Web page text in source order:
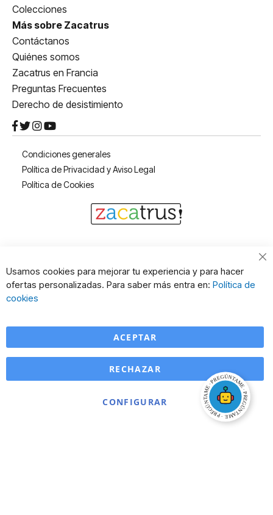
Colecciones
Más sobre Zacatrus
Contáctanos
Quiénes somos
Zacatrus en Francia
Preguntas Frecuentes
Derecho de desistimiento
Condiciones generales
Política de Privacidad y Aviso Legal
Política de Cookies
Usamos cookies para mejorar tu experiencia y para hacer
ofertas personalizadas. Para saber más entra en: Política de
cookies
ACEPTAR
CONFIGURAR
RECHAZAR